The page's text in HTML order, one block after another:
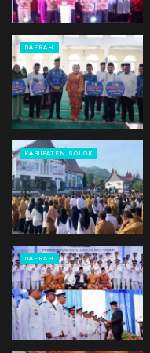
DAERAH
KABUPATEN SOLOK
DAERAH